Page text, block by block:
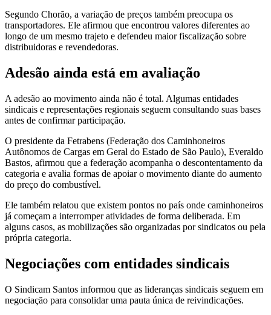
Segundo Chorão, a variação de preços também preocupa os
transportadores. Ele afirmou que encontrou valores diferentes ao
longo de um mesmo trajeto e defendeu maior fiscalização sobre
distribuidoras e revendedoras.
Adesão ainda está em avaliação
A adesão ao movimento ainda não é total. Algumas entidades
sindicais e representações regionais seguem consultando suas bases
antes de confirmar participação.
O presidente da Fetrabens (Federação dos Caminhoneiros
Autônomos de Cargas em Geral do Estado de São Paulo), Everaldo
Bastos, afirmou que a federação acompanha o descontentamento da
categoria e avalia formas de apoiar o movimento diante do aumento
do preço do combustível.
Ele também relatou que existem pontos no país onde caminhoneiros
já começam a interromper atividades de forma deliberada. Em
alguns casos, as mobilizações são organizadas por sindicatos ou pela
própria categoria.
Negociações com entidades sindicais
O Sindicam Santos informou que as lideranças sindicais seguem em
negociação para consolidar uma pauta única de reivindicações.